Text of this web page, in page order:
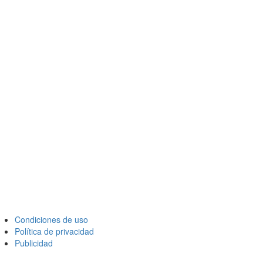
Condiciones de uso
Política de privacidad
Publicidad